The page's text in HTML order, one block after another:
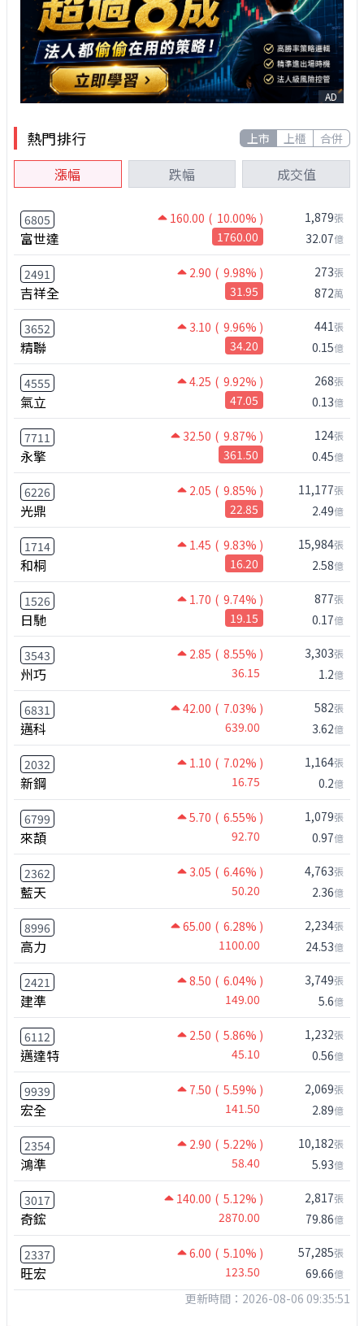
AD
熱門排行 上市 上櫃 合併
漲幅 跌幅 成交值
6805 160.00 ( 10.00% )
富世達 1760.00
1,879張
32.07億
2491 2.90 ( 9.98% )
吉祥全 31.95
273張
872萬
3652 3.10 ( 9.96% )
精聯 34.20
441張
0.15億
4555 4.25 ( 9.92% )
氣立 47.05
268張
0.13億
7711 32.50 ( 9.87% )
永擎 361.50
124張
0.45億
6226 2.05 ( 9.85% )
光鼎 22.85
11,177張
2.49億
1714 1.45 ( 9.83% )
和桐 16.20
15,984張
2.58億
1526 1.70 ( 9.74% )
日馳 19.15
877張
0.17億
3543 2.85 ( 8.55% )
州巧 36.15
3,303張
1.2億
6831 42.00 ( 7.03% )
邁科 639.00
582張
3.62億
2032 1.10 ( 7.02% )
新鋼 16.75
1,164張
0.2億
6799 5.70 ( 6.55% )
來頡 92.70
1,079張
0.97億
2362 3.05 ( 6.46% )
藍天 50.20
4,763張
2.36億
8996 65.00 ( 6.28% )
高力 1100.00
2,234張
24.53億
2421 8.50 ( 6.04% )
建準 149.00
3,749張
5.6億
6112 2.50 ( 5.86% )
邁達特 45.10
1,232張
0.56億
9939 7.50 ( 5.59% )
宏全 141.50
2,069張
2.89億
2354 2.90 ( 5.22% )
鴻準 58.40
10,182張
5.93億
3017 140.00 ( 5.12% )
奇鋐 2870.00
2,817張
79.86億
2337 6.00 ( 5.10% )
旺宏 123.50
57,285張
69.66億
更新時間：2026-08-06 09:35:51